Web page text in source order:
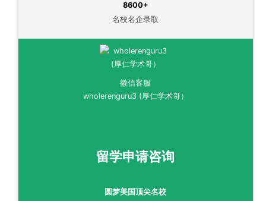
8600+
名校名企录取
微信客服
wholerenguru3 (厚仁学术哥）
留学申请咨询
圆梦美国顶尖名校